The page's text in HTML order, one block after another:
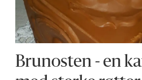
Brunosten - en